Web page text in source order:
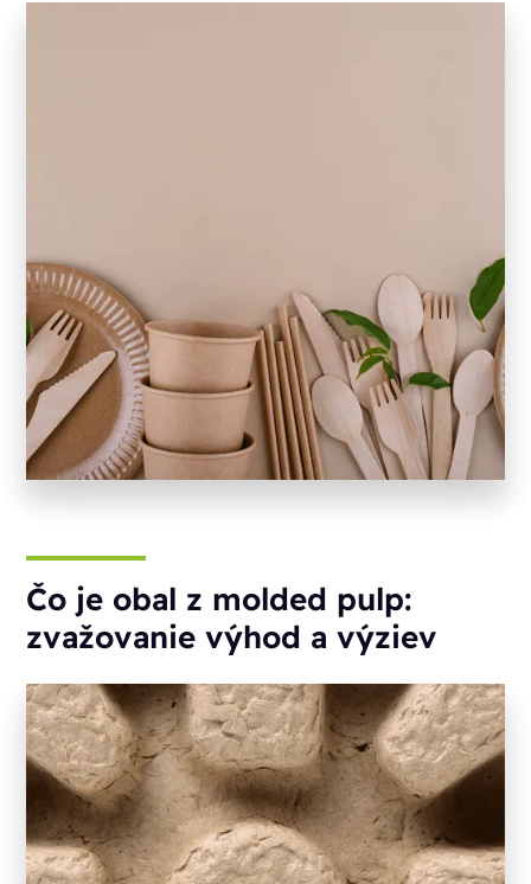
Čo je obal z molded pulp:
zvažovanie výhod a výziev